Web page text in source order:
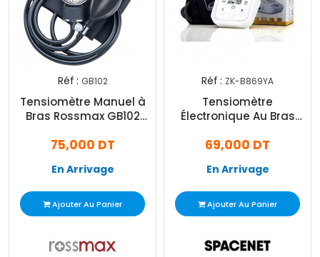
Réf : GB102
Tensiomètre Manuel à
Bras Rossmax GB102
75,000 DT
En Arrivage
Ajouter Au Panier
Réf : ZK-B869YA
Tensiomètre
Électronique Au Bras
69,000 DT
En Arrivage
Ajouter Au Panier